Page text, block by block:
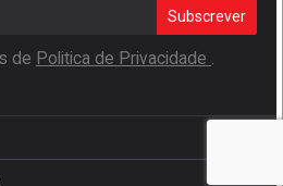
Subscrever
de Politica de Privacidade .